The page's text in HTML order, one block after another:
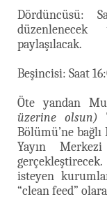
Dördüncüsü:
paylaşılacak.
Beşincisi: Saat
Öte yandan
üzerine olsun)
Bölümü’ne
Yayın
isteyen
“clean feed”